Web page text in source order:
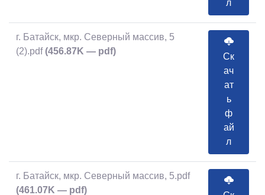
л
г. Батайск, мкр. Северный массив, 5
(2).pdf (456.87K — pdf)
Ск
ач
ат
ь
ф
ай
л
г. Батайск, мкр. Северный массив, 5.pdf
(461.07K — pdf)